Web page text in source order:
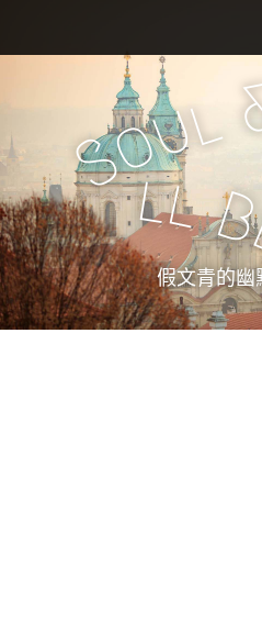
e
n
u
i
c
n
t
e
n
t
S
oul
ll
假文青的幽